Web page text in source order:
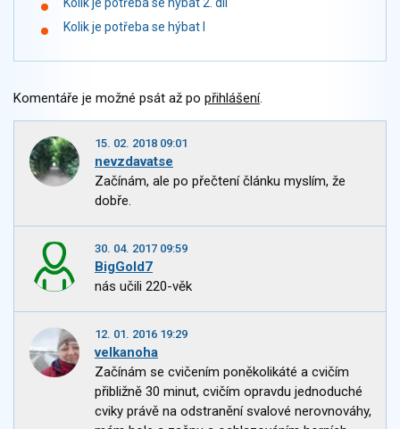
Kolik je potřeba se hýbat I
Komentáře je možné psát až po přihlášení.
15. 02. 2018 09:01
nevzdavatse
Začínám, ale po přečtení článku myslím, že
dobře.
30. 04. 2017 09:59
BigGold7
nás učili 220-věk
12. 01. 2016 19:29
velkanoha
Začínám se cvičením poněkolikáté a cvičím
přibližně 30 minut, cvičím opravdu jednoduché
cviky právě na odstranění svalové nerovnováhy,